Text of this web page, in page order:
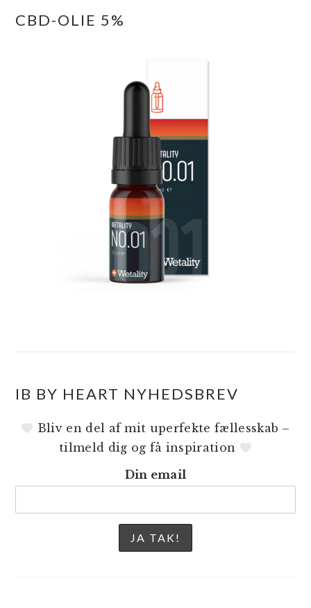
CBD-OLIE 5%
IB BY HEART NYHEDSBREV
Bliv en del af mit uperfekte fællesskab –
tilmeld dig og få inspiration
Din email